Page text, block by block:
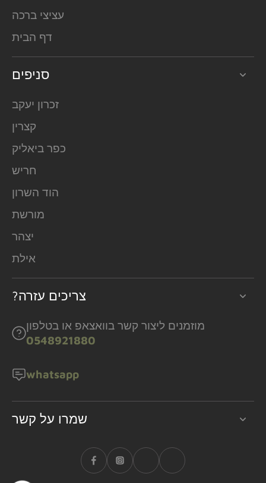
עציצי ברכה
דף הבית
סניפים
זכרון יעקב
קצרין
כפר ביאליק
חריש
הוד השרון
מורשת
יצהר
אילת
?צריכים עזרה
מוזמנים ליצור קשר בוואצאפ או בטלפון
0548921880
whatsapp
שמרו על קשר